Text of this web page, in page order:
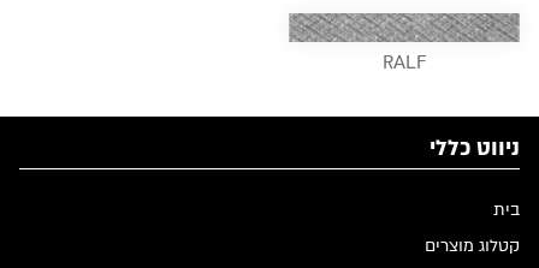
RALF
ניווט כללי
בית
קטלוג מוצרים